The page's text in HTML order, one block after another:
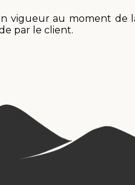
vigueur au moment de
par le client.